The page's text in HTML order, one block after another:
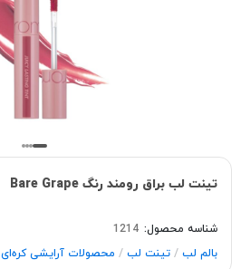
تینت لب براق رومند رنگ Bare Grape
شناسه محصول: 1214
بالم لب / تینت لب / محصولات آرایشی کره‌ای